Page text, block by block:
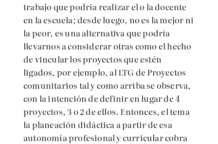
trabajo que podría realizar el o la docente
en la escuela; desde luego, no es la mejor ni
la peor, es una alternativa que podría
llevarnos a considerar otras como el hecho
de vincular los proyectos que estén
ligados, por ejemplo, al LTG de Proyectos
comunitarios tal y como arriba se observa,
con la intención de definir en lugar de 4
proyectos, 3 o 2 de ellos. Entonces, el tema
la planeación didáctica a partir de esa
autonomía profesional y curricular cobra